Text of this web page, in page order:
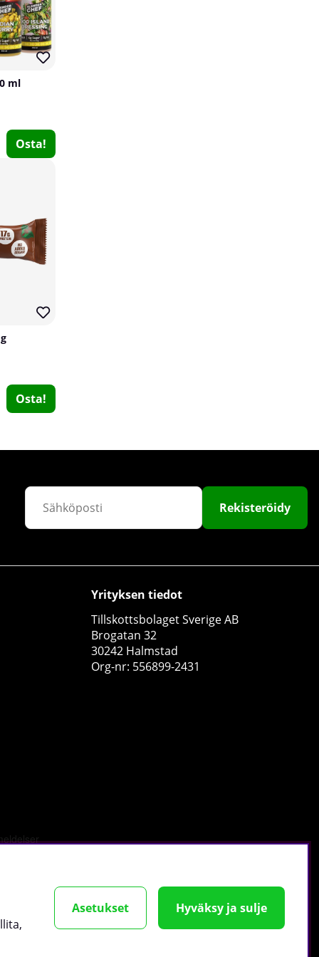
ml
Osta!
Osta!
Rekisteröidy
Yrityksen tiedot
Tillskottsbolaget Sverige AB
Brogatan 32
30242 Halmstad
Org-nr: 556899-2431
Asetukset Hyväksy ja sulje